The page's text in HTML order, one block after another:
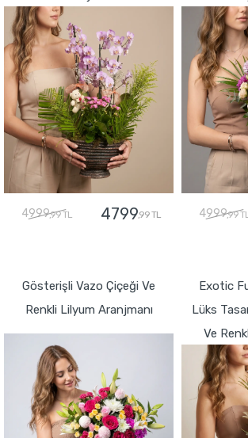
4999,99 TL 4799,99 TL 4999,99 TL
Gösterişli Vazo Çiçeği Ve
Renkli Lilyum Aranjmanı
Exotic
Lüks
Ve